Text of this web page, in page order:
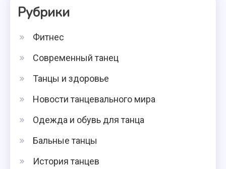
записям
Рубрики
Фитнес
Современный танец
Танцы и здоровье
Новости танцевального мира
Одежда и обувь для танца
Бальные танцы
История танцев